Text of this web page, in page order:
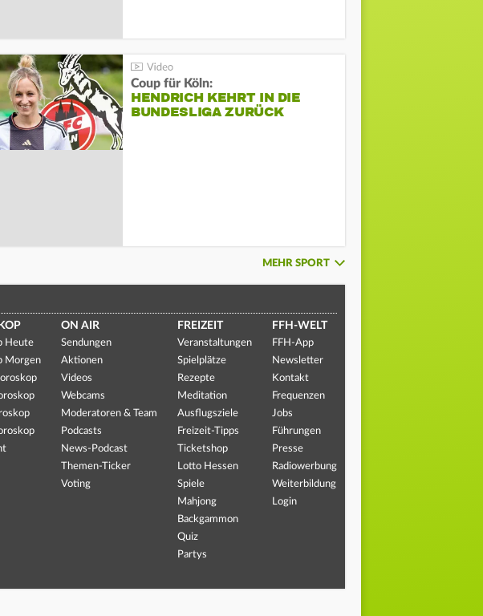
Coup für Köln:
HENDRICH KEHRT IN DIE
BUNDESLIGA ZURÜCK
MEHR SPORT
Heute
Morgen
ON AIR
Sendungen
Aktionen
Videos
Webcams
Moderatoren & Team
Podcasts
News-Podcast
Themen-Ticker
Voting
FREIZEIT
Veranstaltungen
Spielplätze
Rezepte
Meditation
Ausflugsziele
Freizeit-Tipps
Ticketshop
Lotto Hessen
Spiele
Mahjong
Backgammon
Quiz
Partys
FFH-WELT
FFH-App
Newsletter
Kontakt
Frequenzen
Jobs
Führungen
Presse
Radiowerbung
Weiterbildung
Login